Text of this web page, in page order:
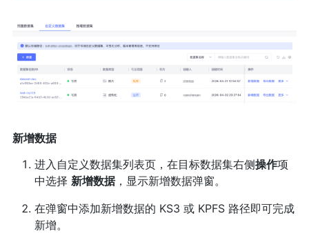
新增数据
进入自定义数据集列表页，在目标数据集右侧操作项
中选择 新增数据，显示新增数据弹窗。
在弹窗中添加新增数据的 KS3 或 KPFS 路径即可完成
新增。